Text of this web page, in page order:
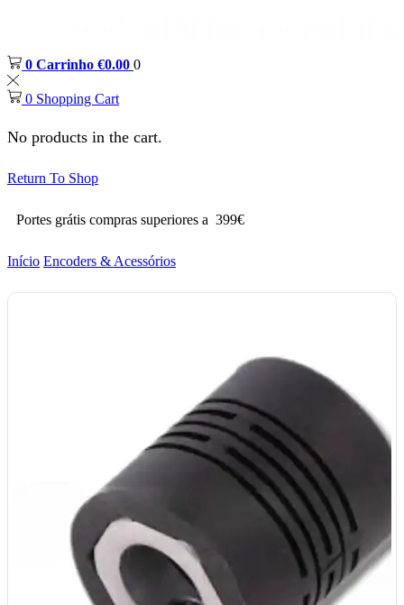
0 Carrinho €0.00 0
0 Shopping Cart
No products in the cart.
Return To Shop
Portes grátis compras superiores a 399€
Início Encoders & Acessórios